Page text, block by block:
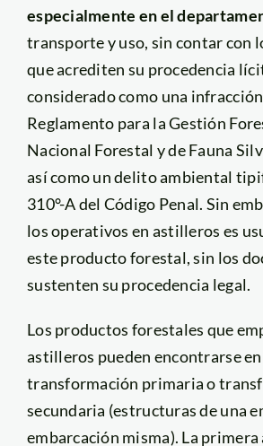
especialmente en el
transporte y uso, sin contar con
que acrediten su procedencia
considerado como una
Reglamento para la Gestión
Nacional Forestal y de Fauna
así como un delito ambiental
310°-A del Código Penal. Sin
los operativos en astilleros es
este producto forestal, sin los
sustenten su procedencia legal.
Los productos forestales que
astilleros pueden encontrarse en
transformación primaria o
secundaria (estructuras de una
embarcación misma). La